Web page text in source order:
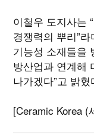
이철우 도지사는
경쟁력의 뿌리”
기능성 소재들을
방산업과 연계해
나가겠다”고 밝혔
[Ceramic Korea (